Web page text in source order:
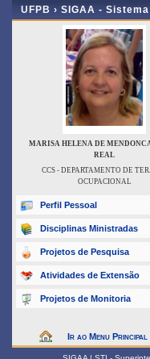
UFPB › SIGAA -
MARISA HELENA DE
REAL
CCS - DEPARTAMENTO DE
OCUPACIONAL
Perfil Pessoal
Disciplinas Ministradas
Projetos de Pesquisa
Atividades de Extensão
Projetos de Monitoria
Ir ao Menu Principal